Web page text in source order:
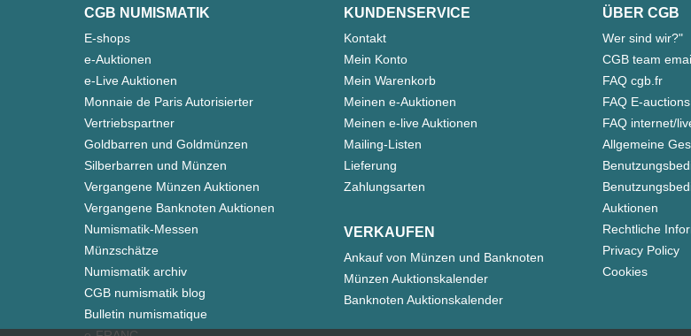
CGB NUMISMATIK
E-shops
e-Auktionen
e-Live Auktionen
Monnaie de Paris Autorisierter
Vertriebspartner
Goldbarren und Goldmünzen
Silberbarren und Münzen
Vergangene Münzen Auktionen
Vergangene Banknoten Auktionen
Numismatik-Messen
Münzschätze
Numismatik archiv
CGB numismatik blog
Bulletin numismatique
KUNDENSERVICE
Kontakt
Mein Konto
Mein Warenkorb
Meinen e-Auktionen
Meinen e-live Auktionen
Mailing-Listen
Lieferung
Zahlungsarten
VERKAUFEN
Ankauf von Münzen und Banknoten
Münzen Auktionskalender
Banknoten Auktionskalender
ÜBER CGB
Wer sind wir?"
CGB team
FAQ cgb.fr
FAQ E-auctions
FAQ internet/
Allgemeine
Auktionen
Rechtliche
Privacy Policy
Cookies